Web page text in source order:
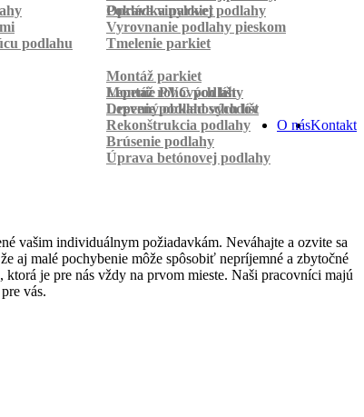
Pokládka parkiet
Oprava vinylovej podlahy
Vyrovnanie podlahy pieskom
podlahu
Tmelenie parkiet
Montáž parkiet
Montáž rohových líšt
Lepenie PVC podlahy
Lepenie podlahových líšt
Drevený obklad schodov
Rekonštrukcia podlahy
Brúsenie podlahy
Úprava betónovej podlahy
Kontakt
O nás
vašim individuálnym požiadavkám. Neváhajte a ozvite sa
aj malé pochybenie môže spôsobiť nepríjemné a zbytočné
je pre nás vždy na prvom mieste. Naši pracovníci majú
vás.